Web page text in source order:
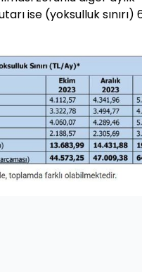
ise (yoksulluk sınırı)